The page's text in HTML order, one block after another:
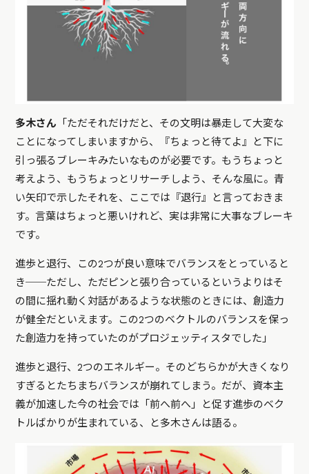
多木さん 「ただそれだけだと、その文明は暴走して大変な
ことになってしまいますから、『ちょっと待てよ』と下に
引っ張るブレーキみたいなものが必要です。もうちょっと
考えよう、もうちょっとリサーチしよう、そんな風に。青
い矢印で示したそれを、ここでは『退行』と言っておきま
す。言葉はちょっと悪いけれど、実は非常に大事なブレーキ
です。
進歩と退行、この2つが良い意味でバランスをとっていると
き──ただし、ただピンと張り合っているというよりはそ
の間に揺れ動く対話があるような状態のときには、創造力
が健全だといえます。この2つのベクトルのバランスを保っ
た創造力を持っていたのがプロジェッティスタでした」
進歩と退行、2つのエネルギー。そのどちらかが大きくなり
すぎるとたちまちバランスが崩れてしまう。だが、資本主
義が加速した今の社会では「前へ前へ」と促す進歩のベク
トルばかりが生まれている、と多木さんは語る。